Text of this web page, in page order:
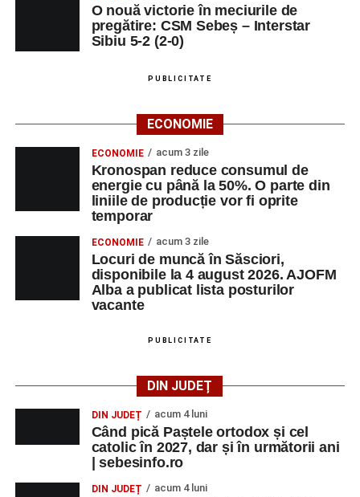
O nouă victorie în meciurile de
pregătire: CSM Sebeș – Interstar
Sibiu 5-2 (2-0)
PUBLICITATE
ECONOMIE
ECONOMIE acum 3 zile
Kronospan reduce consumul de
energie cu până la 50%. O parte din
liniile de producție vor fi oprite
temporar
ECONOMIE acum 3 zile
Locuri de muncă în Săsciori,
disponibile la 4 august 2026. AJOFM
Alba a publicat lista posturilor
vacante
PUBLICITATE
DIN JUDEȚ
DIN JUDEȚ acum 4 luni
Când pică Paștele ortodox și cel
catolic în 2027, dar și în următorii ani
| sebesinfo.ro
DIN JUDEȚ acum 4 luni